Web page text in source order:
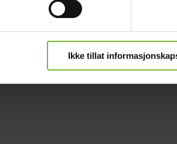
Ikke tillat